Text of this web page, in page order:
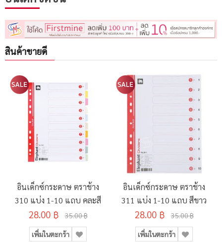
สินค้าขายดี
อินเด็กซ์กระดาษ ตราช้าง
310 แบ่ง 1-10 แถบ คละสี
28.00 ฿ 35.00 ฿
เพิ่มในตะกร้า
อินเด็กซ์กระดาษ ตราช้าง
311 แบ่ง 1-10 แถบ สีขาว
28.00 ฿ 35.00 ฿
เพิ่มในตะกร้า